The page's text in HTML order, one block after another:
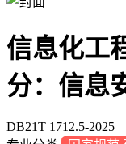
信息化工
分：信息
DB21T 1712.5-2025